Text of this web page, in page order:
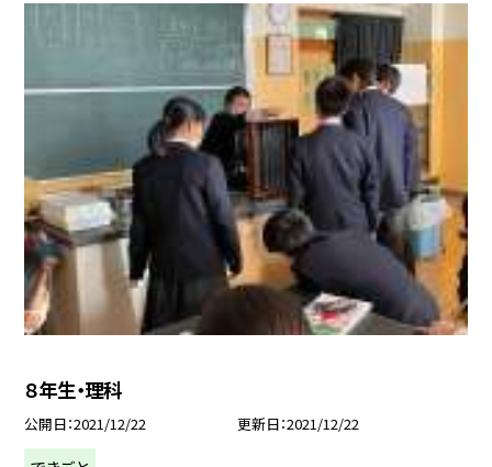
８年生・理科
公開日 2021/12/22 更新日 2021/12/22